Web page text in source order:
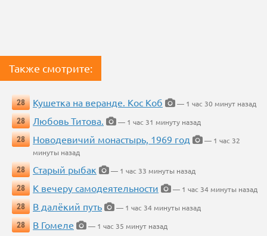
Также смотрите:
28 Кушетка на веранде. Кос Коб
— 1 час 30 минут назад
28
Любовь Титова.
— 1 час 31 минуту назад
28
Новодевичий монастырь, 1969 год
— 1 час 32
минуты назад
28
Старый рыбак
— 1 час 33 минуты назад
28
К вечеру самодеятельности
— 1 час 34 минуты назад
28
В далёкий путь
— 1 час 34 минуты назад
28
В Гомеле
— 1 час 35 минут назад